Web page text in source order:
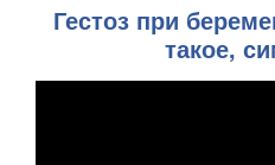
Гестоз при
такое,